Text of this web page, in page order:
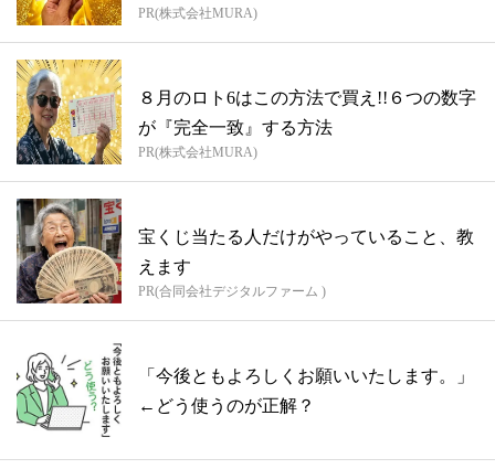
PR(株式会社MURA)
８月のロト6はこの方法で買え!!６つの数字
が『完全一致』する方法
PR(株式会社MURA)
宝くじ当たる人だけがやっていること、教
えます
PR(合同会社デジタルファーム )
「今後ともよろしくお願いいたします。」
←どう使うのが正解？